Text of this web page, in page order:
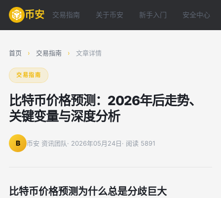
币安 交易指南 关于币安 新手入门 安全中心
首页 › 交易指南 › 文章详情
交易指南
比特币价格预测：2026年后走势、
关键变量与深度分析
B 币安 资讯团队· 2026年05月24日· 阅读 5891
比特币价格预测为什么总是分歧巨大